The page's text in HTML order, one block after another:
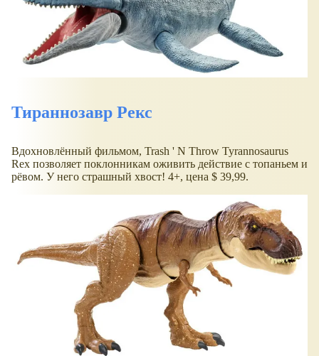
Тираннозавр Рекс
Вдохновлённый фильмом, Trash ' N Throw Tyrannosaurus
Rex позволяет поклонникам оживить действие с топаньем и
рёвом. У него страшный хвост! 4+, цена $ 39,99.